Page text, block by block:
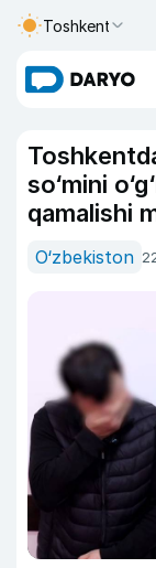
Toshkent
so‘mini
qamalishi
O‘zbekiston